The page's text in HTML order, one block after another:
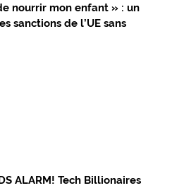
nourrir mon enfant » : un
sanctions de l’UE sans
ALARM! Tech Billionaires